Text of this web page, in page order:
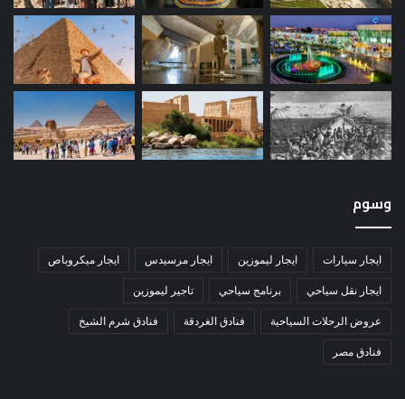
وسوم
ايجار سيارات ايجار ليموزين ايجار مرسيدس ايجار ميكروباص
ايجار نقل سياحي برنامج سياحي تاجير ليموزين
عروض الرحلات السياحية فنادق الغردقة فنادق شرم الشيخ
فنادق مصر